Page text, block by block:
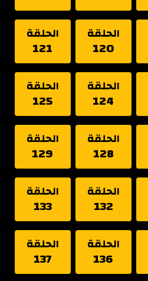
الحلقة
120
الحلقة
121
الحلقة
124
الحلقة
125
الحلقة
128
الحلقة
129
الحلقة
132
الحلقة
133
الحلقة
136
الحلقة
137